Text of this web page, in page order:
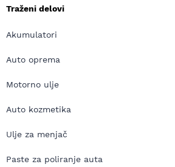
Traženi delovi
Akumulatori
Auto oprema
Motorno ulje
Auto kozmetika
Ulje za menjač
Paste za poliranje auta